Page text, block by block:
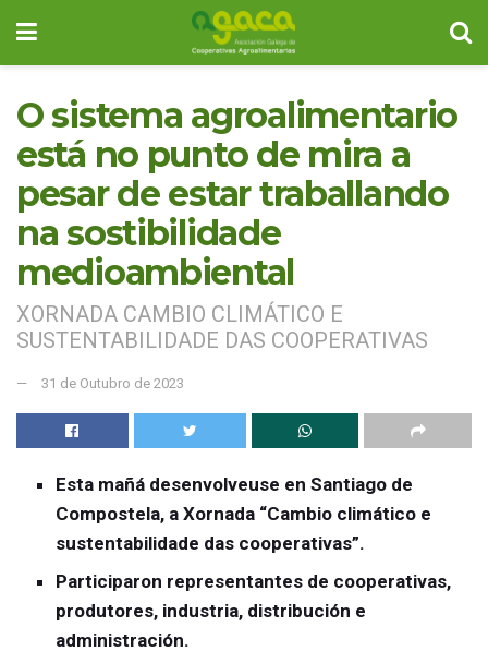
O sistema agroalimentario
está no punto de mira a
pesar de estar traballando
na sostibilidade
medioambiental
XORNADA CAMBIO CLIMÁTICO E
SUSTENTABILIDADE DAS COOPERATIVAS
31 de Outubro de 2023
Esta mañá desenvolveuse en Santiago de
Compostela, a Xornada “Cambio climático e
sustentabilidade das cooperativas”.
Participaron representantes de cooperativas,
produtores, industria, distribución e
administración.